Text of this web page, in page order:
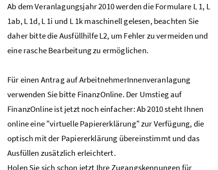
Ab dem Veranlagungsjahr 2010 werden die Formulare L 1, L
1ab, L 1d, L 1i und L 1k maschinell gelesen, beachten Sie
daher bitte die Ausfüllhilfe L2, um Fehler zu vermeiden und
eine rasche Bearbeitung zu ermöglichen.
Für einen Antrag auf ArbeitnehmerInnenveranlagung
verwenden Sie bitte FinanzOnline. Der Umstieg auf
FinanzOnline ist jetzt noch einfacher: Ab 2010 steht Ihnen
online eine "virtuelle Papiererklärung" zur Verfügung, die
optisch mit der Papiererklärung übereinstimmt und das
Ausfüllen zusätzlich erleichtert.
Holen Sie sich schon jetzt Ihre Zugangskennungen für